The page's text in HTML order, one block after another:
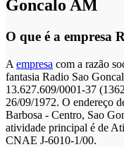
Goncalo AM
O que é a empresa
A empresa com a razão
fantasia Radio Sao
13.627.609/0001-37
26/09/1972. O endereço
Barbosa - Centro, Sao
atividade principal é de
CNAE J-6010-1/00.